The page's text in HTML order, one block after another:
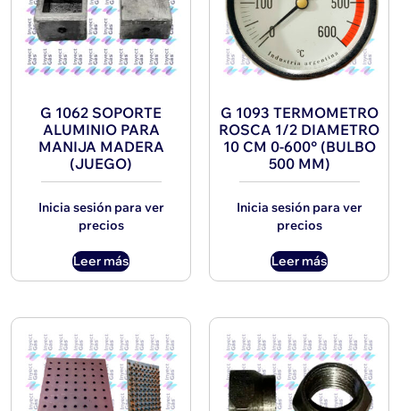
G 1062 SOPORTE
ALUMINIO PARA
MANIJA MADERA
(JUEGO)
Inicia sesión para ver
precios
Leer más
G 1093 TERMOMETRO
ROSCA 1/2 DIAMETRO
10 CM 0-600° (BULBO
500 MM)
Inicia sesión para ver
precios
Leer más